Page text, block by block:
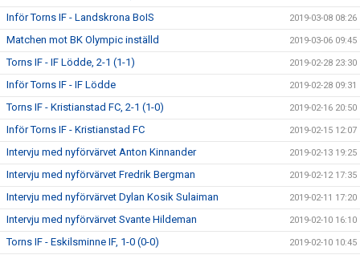
Inför Torns IF - Landskrona BoIS 2019-03-08 08:26
Matchen mot BK Olympic inställd 2019-03-06 09:45
Torns IF - IF Lödde, 2-1 (1-1) 2019-02-28 23:30
Inför Torns IF - IF Lödde 2019-02-28 09:31
Torns IF - Kristianstad FC, 2-1 (1-0) 2019-02-16 20:50
Inför Torns IF - Kristianstad FC 2019-02-15 12:07
Intervju med nyförvärvet Anton Kinnander 2019-02-13 19:25
Intervju med nyförvärvet Fredrik Bergman 2019-02-12 17:35
Intervju med nyförvärvet Dylan Kosik Sulaiman 2019-02-11 17:20
Intervju med nyförvärvet Svante Hildeman 2019-02-10 16:10
Torns IF - Eskilsminne IF, 1-0 (0-0) 2019-02-10 10:45